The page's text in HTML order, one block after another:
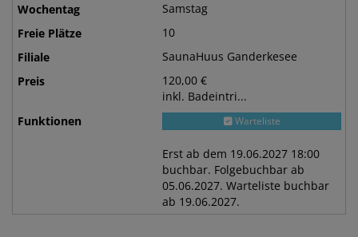
Samstag
10
SaunaHuus Ganderkesee
120,00 €
inkl. Badeintri...
Warteliste
Erst ab dem 19.06.2027 18:00
buchbar. Folgebuchbar ab
05.06.2027. Warteliste buchbar
ab 19.06.2027.